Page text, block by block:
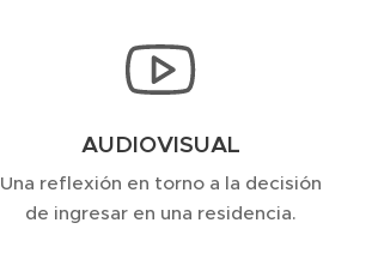
AUDIOVISUAL
Una reflexión en torno a la decisión
de ingresar en una residencia.